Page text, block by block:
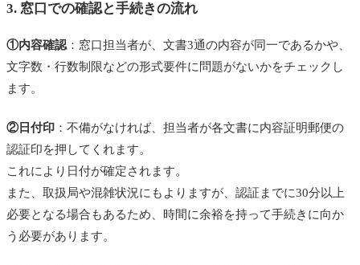
3. 窓口での確認と手続きの流れ
①内容確認：窓口担当者が、文書3通の内容が同一であるかや、
文字数・行数制限などの形式要件に問題がないかをチェックし
ます。
②日付印 ：不備がなければ、担当者が各文書に内容証明郵便の
認証印を押してくれます。
これにより日付が確定されます。
また、取扱局や混雑状況にもよりますが、認証までに30分以上
必要となる場合もあるため、時間に余裕を持って手続きに向か
う必要があります。